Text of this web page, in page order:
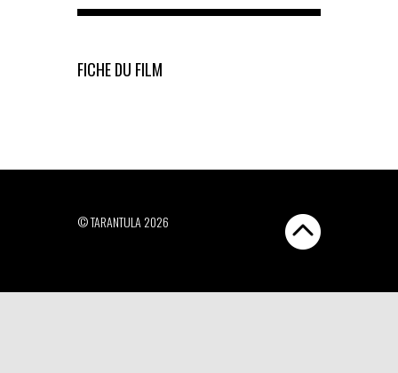
FICHE DU FILM
© TARANTULA 2026